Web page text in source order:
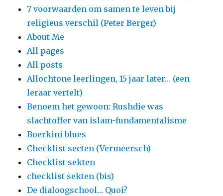
7 voorwaarden om samen te leven bij
religieus verschil (Peter Berger)
About Me
All pages
All posts
Allochtone leerlingen, 15 jaar later… (een
leraar vertelt)
Benoem het gewoon: Rushdie was
slachtoffer van islam-fundamentalisme
Boerkini blues
Checklist secten (Vermeersch)
Checklist sekten
checklist sekten (bis)
De dialoogschool… Quoi?